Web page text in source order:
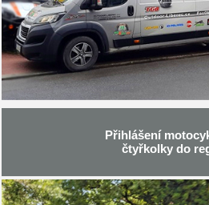
Přihlášení
čtyřkolky do